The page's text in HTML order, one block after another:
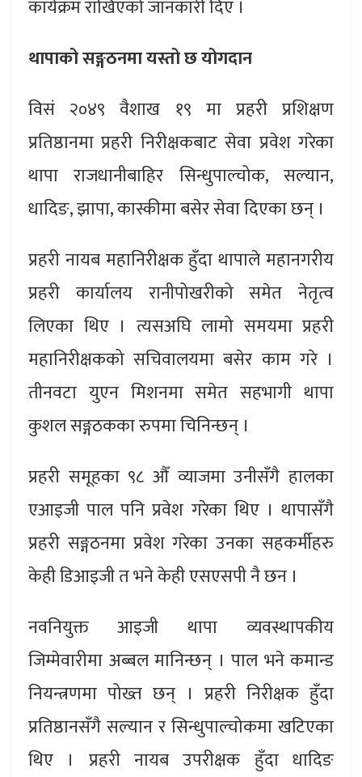
कार्यक्रम राखिएको जानकारी दिए ।
थापाको सङ्गठनमा यस्तो छ योगदान
विसं २०४९ वैशाख १९ मा प्रहरी प्रशिक्षण
प्रतिष्ठानमा प्रहरी निरीक्षकबाट सेवा प्रवेश गरेका
थापा राजधानीबाहिर सिन्धुपाल्चोक, सल्यान,
धादिङ, झापा, कास्कीमा बसेर सेवा दिएका छन् ।
प्रहरी नायब महानिरीक्षक हुँदा थापाले महानगरीय
प्रहरी कार्यालय रानीपोखरीको समेत नेतृत्व
लिएका थिए । त्यसअघि लामो समयमा प्रहरी
महानिरीक्षकको सचिवालयमा बसेर काम गरे ।
तीनवटा युएन मिशनमा समेत सहभागी थापा
कुशल सङ्गठकका रुपमा चिनिन्छन् ।
प्रहरी समूहका ९८ औँ व्याजमा उनीसँगै हालका
एआइजी पाल पनि प्रवेश गरेका थिए । थापासँगै
प्रहरी सङ्गठनमा प्रवेश गरेका उनका सहकर्मीहरु
केही डिआइजी त भने केही एसएसपी नै छन ।
नवनियुक्त आइजी थापा व्यवस्थापकीय
जिम्मेवारीमा अब्बल मानिन्छन् । पाल भने कमान्ड
नियन्त्रणमा पोख्त छन् । प्रहरी निरीक्षक हुँदा
प्रतिष्ठानसँगै सल्यान र सिन्धुपाल्चोकमा खटिएका
थिए । प्रहरी नायब उपरीक्षक हुँदा धादिङ